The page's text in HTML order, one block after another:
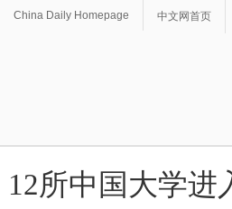
China Daily Homepage 中文网首页
12所中国大学进